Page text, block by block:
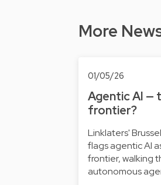
More
01/05/26
Agentic AI —
frontier?
Linklaters'
flags agentic AI
frontier, walking
autonomous